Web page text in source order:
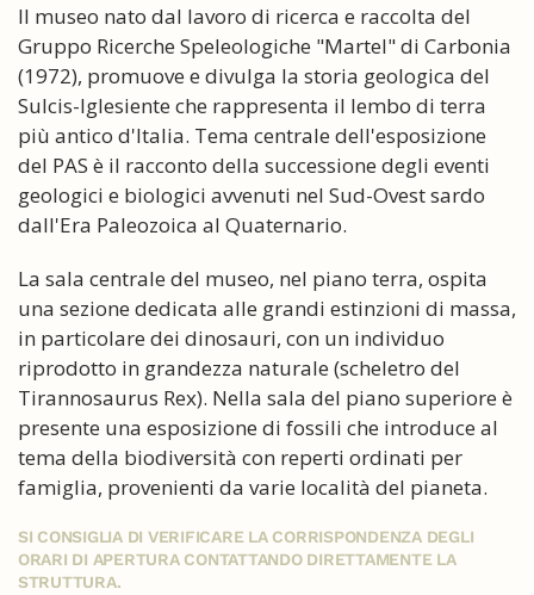
Il museo nato dal lavoro di ricerca e raccolta del
Gruppo Ricerche Speleologiche "Martel" di Carbonia
(1972), promuove e divulga la storia geologica del
Sulcis-Iglesiente che rappresenta il lembo di terra
più antico d'Italia. Tema centrale dell'esposizione
del PAS è il racconto della successione degli eventi
geologici e biologici avvenuti nel Sud-Ovest sardo
dall'Era Paleozoica al Quaternario.
La sala centrale del museo, nel piano terra, ospita
una sezione dedicata alle grandi estinzioni di massa,
in particolare dei dinosauri, con un individuo
riprodotto in grandezza naturale (scheletro del
Tirannosaurus Rex). Nella sala del piano superiore è
presente una esposizione di fossili che introduce al
tema della biodiversità con reperti ordinati per
famiglia, provenienti da varie località del pianeta.
SI CONSIGLIA DI VERIFICARE LA CORRISPONDENZA DEGLI
ORARI DI APERTURA CONTATTANDO DIRETTAMENTE LA
STRUTTURA.